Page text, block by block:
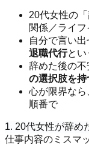
20代女性の
関係／ライ
自分で言い
退職代行とい
辞めた後の不
の選択肢を持
心が限界なら
順番で
1. 20代女性が辞め
仕事内容のミスマ